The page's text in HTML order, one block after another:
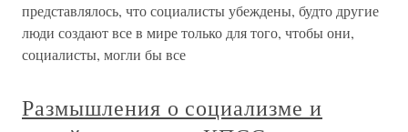
представлялось, что социалисты убеждены, будто другие
люди создают все в мире только для того, чтобы они,
социалисты, могли бы все
Размышления о социализме и